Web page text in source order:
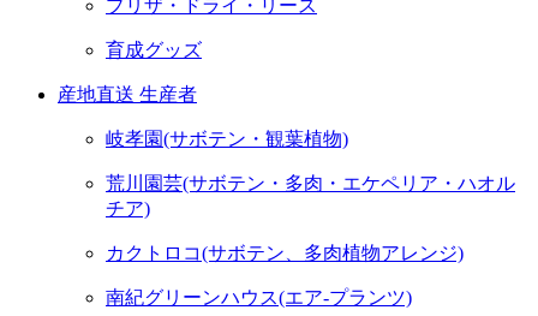
プリザ・ドライ・リース
育成グッズ
産地直送 生産者
岐孝園(サボテン・観葉植物)
荒川園芸(サボテン・多肉・エケペリア・ハオル
チア)
カクトロコ(サボテン、多肉植物アレンジ)
南紀グリーンハウス(エア-プランツ)